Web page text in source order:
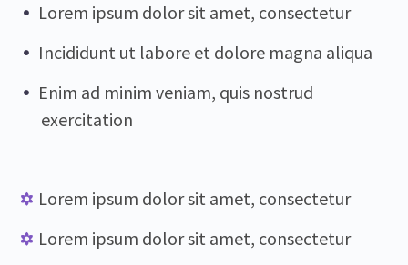
Lorem ipsum dolor sit amet, consectetur
Incididunt ut labore et dolore magna aliqua
Enim ad minim veniam, quis nostrud
exercitation
Lorem ipsum dolor sit amet, consectetur
Lorem ipsum dolor sit amet, consectetur